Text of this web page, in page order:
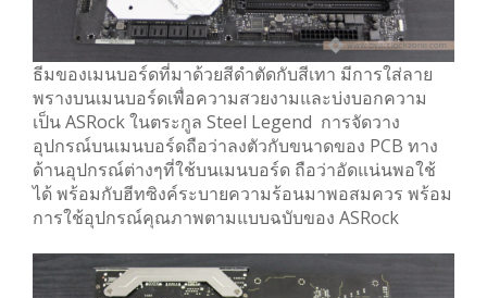
ธีมของเมนบอร์ดที่มาด้วยสีดำตัดกับสีเทา มีการใส่ลาย
พรางบนเมนบอร์ดเพื่อความสวยงามและบ่งบอกความ
เป็น ASRock ในตระกูล Steel Legend การจัดวาง
อุปกรณ์บนเมนบอร์ดถือว่าลงตัวกับขนาดของ PCB ทาง
ด้านอุปกรณ์ต่างๆที่ใช้บนเมนบอร์ด ถือว่าอัดแน่นพอใช้
ได้ พร้อมกับฮีทซิงค์ระบายความร้อนมาพอสมควร พร้อม
การใช้อุปกรณ์คุณภาพตามแบบฉบับของ ASRock